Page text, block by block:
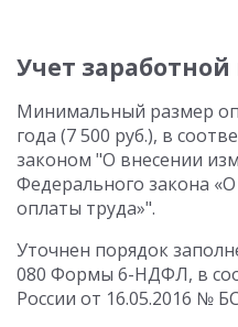
Учет
Минимальный размер
года (7 500 руб.), в
законом "О внесении
Федерального закона
оплаты труда»".
Уточнен порядок
080 Формы 6-НДФЛ, в
России от 16.05.2016 №